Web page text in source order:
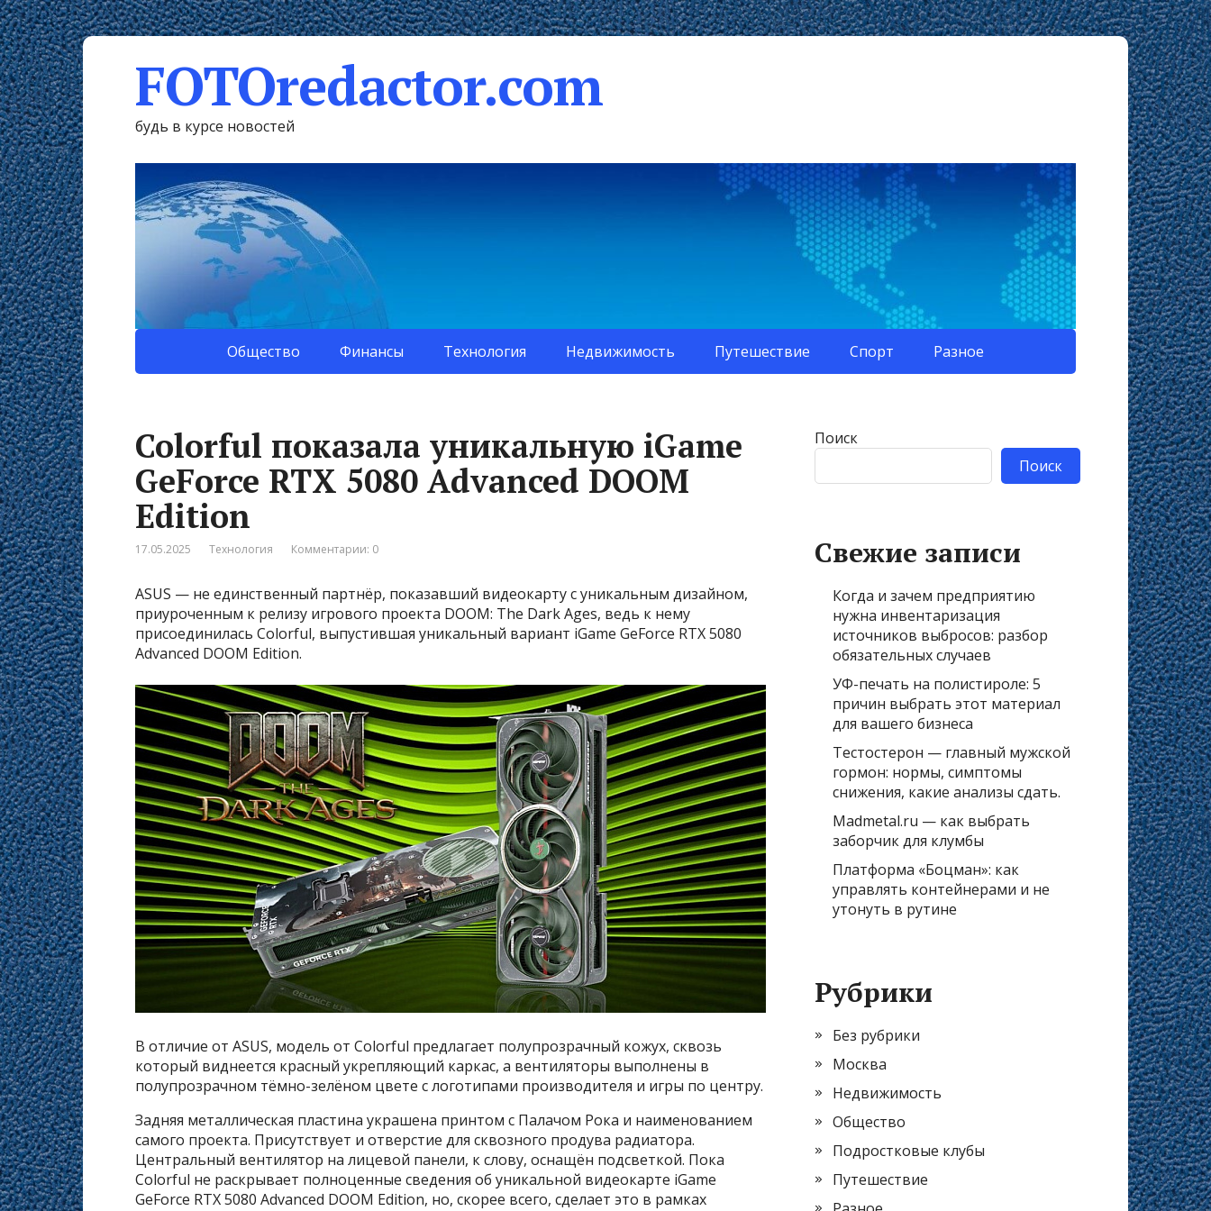
FOTOredactor.com
будь в курсе новостей
Общество Финансы Технология Недвижимость Путешествие Спорт Разное
Colorful показала уникальную iGame
GeForce RTX 5080 Advanced DOOM
Edition
17.05.2025 Технология Комментарии: 0
ASUS — не единственный партнёр, показавший видеокарту с уникальным дизайном,
приуроченным к релизу игрового проекта DOOM: The Dark Ages, ведь к нему
присоединилась Colorful, выпустившая уникальный вариант iGame GeForce RTX 5080
Advanced DOOM Edition.
В отличие от ASUS, модель от Colorful предлагает полупрозрачный кожух, сквозь
который виднеется красный укрепляющий каркас, а вентиляторы выполнены в
полупрозрачном тёмно-зелёном цвете с логотипами производителя и игры по центру.
Задняя металлическая пластина украшена принтом с Палачом Рока и наименованием
самого проекта. Присутствует и отверстие для сквозного продува радиатора.
Центральный вентилятор на лицевой панели, к слову, оснащён подсветкой. Пока
Colorful не раскрывает полноценные сведения об уникальной видеокарте iGame
GeForce RTX 5080 Advanced DOOM Edition, но, скорее всего, сделает это в рамках
Поиск
Поиск
Свежие записи
Когда и зачем предприятию
нужна инвентаризация
источников выбросов: разбор
обязательных случаев
УФ-печать на полистироле: 5
причин выбрать этот материал
для вашего бизнеса
Тестостерон — главный мужской
гормон: нормы, симптомы
снижения, какие анализы сдать.
Madmetal.ru — как выбрать
заборчик для клумбы
Платформа «Боцман»: как
управлять контейнерами и не
утонуть в рутине
Рубрики
Без рубрики
Москва
Недвижимость
Общество
Подростковые клубы
Путешествие